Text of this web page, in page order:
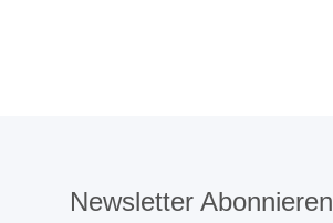
Newsletter Abonnieren